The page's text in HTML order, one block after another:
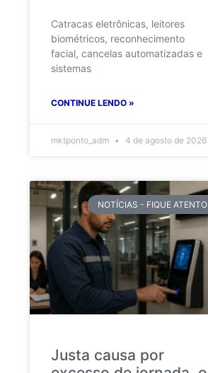
Catracas eletrônicas, leitores
biométricos, reconhecimento
facial, cancelas automatizadas e
sistemas
CONTINUE LENDO »
mktponto_adm 4 de agosto de 2026
NOTÍCIAS - FIQUE ATENTO
Justa causa por